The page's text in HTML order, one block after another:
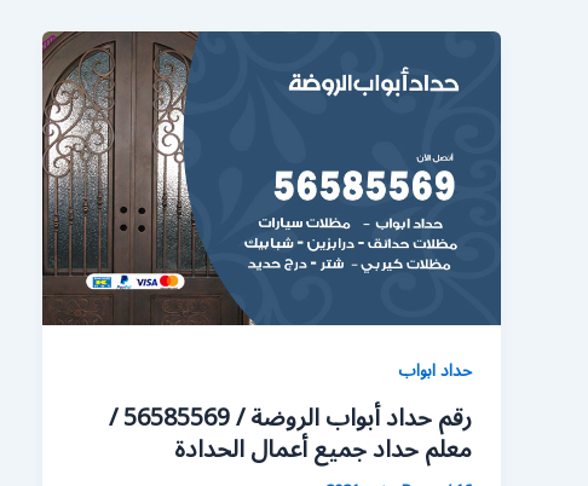
حداد ابواب
رقم حداد أبواب الروضة / 56585569 /
معلم حداد جميع أعمال الحدادة